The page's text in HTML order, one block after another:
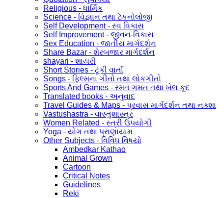
Religious - ધાર્મિક
Science - વિજ્ઞાન તથા ટેકનોલોજી
Self Development - સ્વ વિકાસ
Self Improvement - જીવન-વિકાસ
Sex Education - જાતીય માર્ગદર્શન
Share Bazar - શેરબજાર માર્ગદર્શન
shayari - શાયરી
Short Stories - ટૂંકી વાર્તા
Songs - ફિલ્મના ગીતો તથા લોકગીતો
Sports And Games - રમત ગમત તથા ખેલ કૂદ
Translated books - અનુવાદ
Travel Guides & Maps - પ્રવાસ માર્ગદર્શન તથા નક્શા
Vastushastra - વાસ્તુશાસ્ત્ર
Women Related - સ્ત્રી ઉપયોગી
Yoga - યોગ તથા પ્રાણાયામ
Other Subjects - વિવિધ વિષયો
Ambedkar Kathao
Animal Grown
Cartoon
Critical Notes
Guidelines
Reki